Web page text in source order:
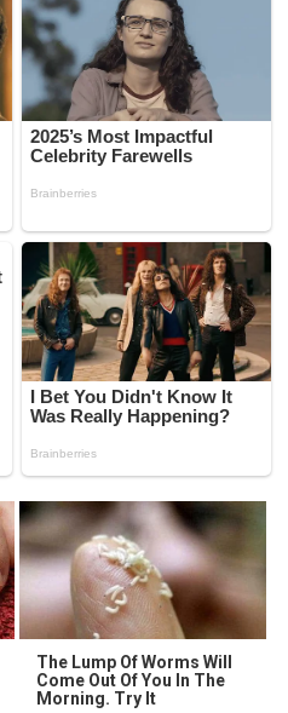
The Lump Of Worms Will
Come Out Of You In The
Morning. Try It